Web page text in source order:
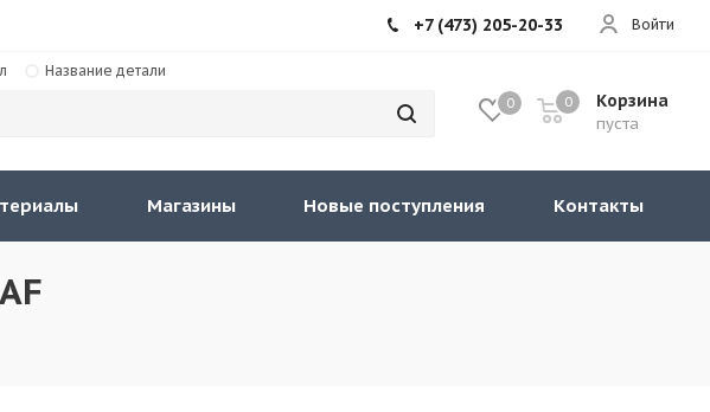
Войти
+7 (473) 205-20-33
Название детали
0 Корзина
пуста
0
Магазины Новые поступления Контакты